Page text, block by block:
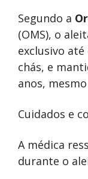
Segundo a
(OMS), o
exclusivo até
chás, e
anos,
Cuidados e
A médica
durante o